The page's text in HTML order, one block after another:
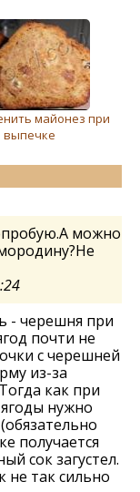
майонез при
выпечке
можно
- черешня при
почти не
с черешней
из-за
как при
нужно
получается
сок загустел.
не так сильно